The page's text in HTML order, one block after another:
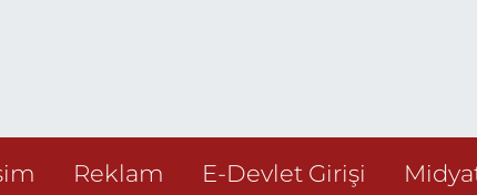
Reklam E-Devlet Girişi